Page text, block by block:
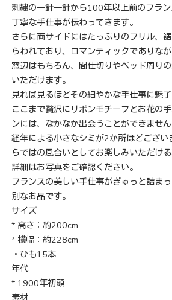
刺繍の一針一針から100年以上前のフラ
丁寧な手仕事が伝わってきます。
さらに両サイドにはたっぷりのフリル、
らわれており、ロマンティックでありなが
窓辺はもちろん、間仕切りやベッド周り
いただけます。
見れば見るほどその細やかな手仕事に魅了
ここまで贅沢にリボンモチーフとお花の
ンには、なかなか出会うことができません
経年による小さなシミが2か所ほどござ
らではの風合いとしてお楽しみいただけ
詳細はお写真をご確認ください。
フランスの美しい手仕事がぎゅっと詰ま
別なお品です。
サイズ
* 高さ：約200cm
* 横幅：約228cm
・ひも15本
年代
* 1900年初頭
素材